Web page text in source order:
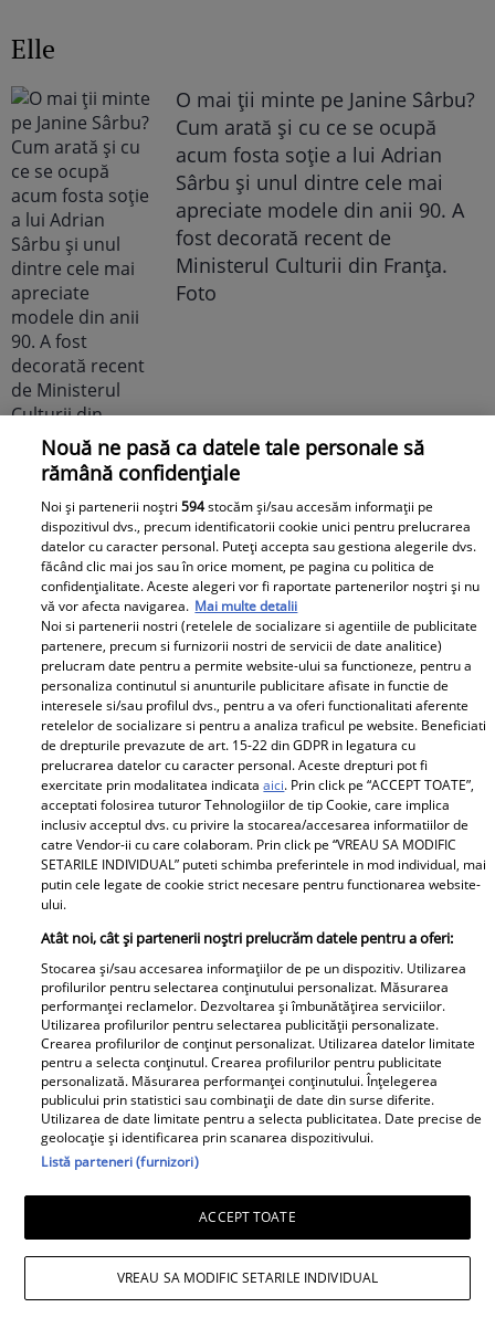
Elle
O mai ții minte pe Janine Sârbu?
Cum arată și cu ce se ocupă
acum fosta soție a lui Adrian
Sârbu și unul dintre cele mai
apreciate modele din anii 90. A
fost decorată recent de
Ministerul Culturii din Franța.
Foto
Noi dezvăluiri despre relația
actuală dintre Andreea Popescu
și Dan Alexa. Relația ei
extraconjugală cu antrenorul a
dus la divorțul de Rareș Cojoc,
însă nimeni nu se aștepta la ce
se întâmplă în prezent
Este în culmea fericirii! Vedeta a
devenit mamă pentru a doua
oară și a dezvăluit prima
imagine cu fiul său: „Iubirile
vieții mele” Foto
A1.ro
întrecere. Mirela Vaida și
Adriana Trandafir, în centrul
atenției după provocarea lui Nea
Mărin
Nouă ne pasă ca datele tale personale să
rămână confidențiale
Noi și partenerii noștri594stocăm și/sau accesăm informații pe
dispozitivul dvs., precum identificatorii cookie unici pentru prelucrarea
datelor cu caracter personal. Puteți accepta sau gestiona alegerile dvs.
făcând clic mai jos sau în orice moment, pe pagina cu politica de
confidențialitate. Aceste alegeri vor fi raportate partenerilor noștri și nu
vă vor afecta navigarea. Mai multe detalii
Noi si partenerii nostri (retelele de socializare si agentiile de publicitate
partenere, precum si furnizorii nostri de servicii de date analitice)
prelucram date pentru a permite website-ului sa functioneze, pentru a
personaliza continutul si anunturile publicitare afisate in functie de
interesele si/sau profilul dvs., pentru a va oferi functionalitati aferente
retelelor de socializare si pentru a analiza traficul pe website. Beneficiati
de drepturile prevazute de art. 15-22 din GDPR in legatura cu
prelucrarea datelor cu caracter personal. Aceste drepturi pot fi
exercitate prin modalitatea indicataaici. Prin click pe “ACCEPT TOATE”,
acceptati folosirea tuturor Tehnologiilor de tip Cookie, care implica
inclusiv acceptul dvs. cu privire la stocarea/accesarea informatiilor de
catre Vendor-ii cu care colaboram. Prin click pe “VREAU SA MODIFIC
SETARILE INDIVIDUAL” puteti schimba preferintele in mod individual, mai
putin cele legate de cookie strict necesare pentru functionarea website-
ului.
Atât noi, cât și partenerii noștri prelucrăm datele pentru a oferi:
Stocarea și/sau accesarea informațiilor de pe un dispozitiv. Utilizarea
profilurilor pentru selectarea conținutului personalizat. Măsurarea
performanței reclamelor. Dezvoltarea și îmbunătățirea serviciilor.
Utilizarea profilurilor pentru selectarea publicității personalizate.
Crearea profilurilor de conținut personalizat. Utilizarea datelor limitate
pentru a selecta conținutul. Crearea profilurilor pentru publicitate
personalizată. Măsurarea performanței conținutului. Înțelegerea
publicului prin statistici sau combinații de date din surse diferite.
Utilizarea de date limitate pentru a selecta publicitatea. Date precise de
geolocație și identificarea prin scanarea dispozitivului.
Listă parteneri (furnizori)
ACCEPT TOATE
VREAU SA MODIFIC SETARILE INDIVIDUAL